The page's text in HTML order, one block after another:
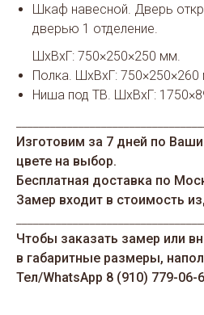
Шкаф навесной. Дверь
дверью 1 отделение.
ШхВхГ: 750×250×250 мм.
Полка. ШхВхГ: 750×250×260
Ниша под ТВ. ШхВхГ:
Изготовим за 7 дней по
цвете на выбор.
Бесплатная доставка по
Замер входит в стоимость
Чтобы заказать замер или
в габаритные размеры,
Тел/WhatsАрp 8 (910) 779-06-